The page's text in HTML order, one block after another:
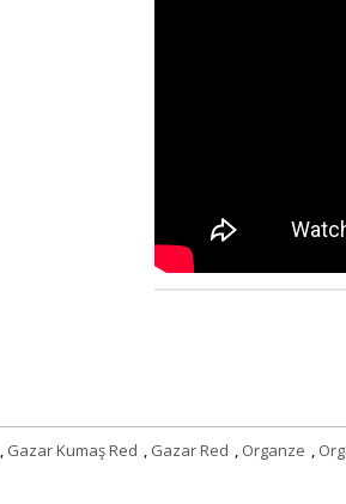
, Gazar Kumaş Red , Gazar Red , Organze ,